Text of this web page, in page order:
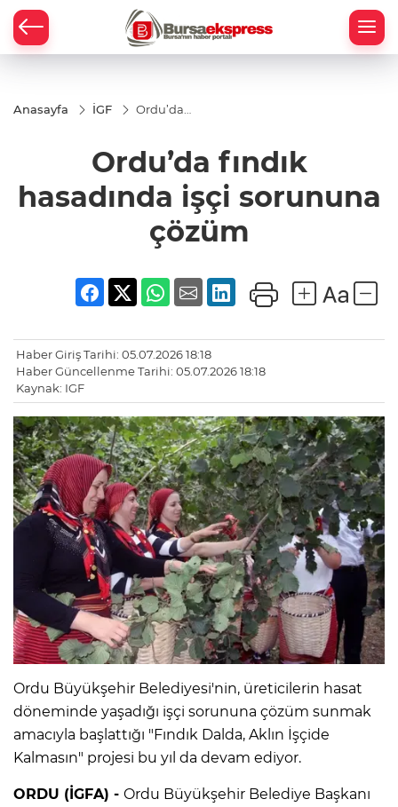
Anasayfa İGF
Ordu’da
işçi
sorununa
Ordu’da fındık
hasadında işçi sorununa
çözüm
Haber Giriş Tarihi: 05.07.2026 18:18
Haber Güncellenme Tarihi: 05.07.2026 18:18
Kaynak: IGF
Ordu Büyükşehir Belediyesi'nin, üreticilerin hasat
döneminde yaşadığı işçi sorununa çözüm sunmak
amacıyla başlattığı "Fındık Dalda, Aklın İşçide
Kalmasın" projesi bu yıl da devam ediyor.
ORDU (İGFA) - Ordu Büyükşehir Belediye Başkanı